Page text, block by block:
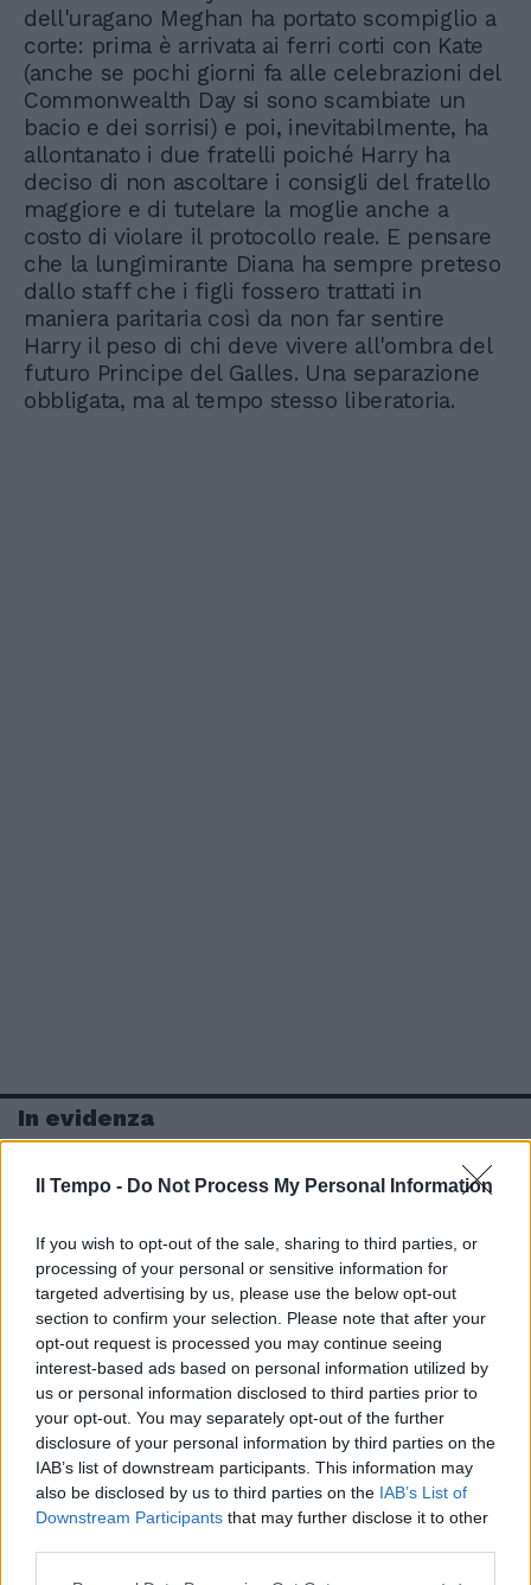
Il Tempo - Do Not Process My Personal Information
If you wish to opt-out of the sale, sharing to third parties, or
processing of your personal or sensitive information for
targeted advertising by us, please use the below opt-out
section to confirm your selection. Please note that after your
opt-out request is processed you may continue seeing
interest-based ads based on personal information utilized by
us or personal information disclosed to third parties prior to
your opt-out. You may separately opt-out of the further
disclosure of your personal information by third parties on the
IAB’s list of downstream participants. This information may
also be disclosed by us to third parties on the IAB’s List of
Downstream Participants that may further disclose it to other
dell'uragano Meghan ha portato scompiglio a
corte: prima è arrivata ai ferri corti con Kate
(anche se pochi giorni fa alle celebrazioni del
Commonwealth Day si sono scambiate un
bacio e dei sorrisi) e poi, inevitabilmente, ha
allontanato i due fratelli poiché Harry ha
deciso di non ascoltare i consigli del fratello
maggiore e di tutelare la moglie anche a
costo di violare il protocollo reale. E pensare
che la lungimirante Diana ha sempre preteso
dallo staff che i figli fossero trattati in
maniera paritaria così da non far sentire
Harry il peso di chi deve vivere all'ombra del
futuro Principe del Galles. Una separazione
obbligata, ma al tempo stesso liberatoria.
In evidenza